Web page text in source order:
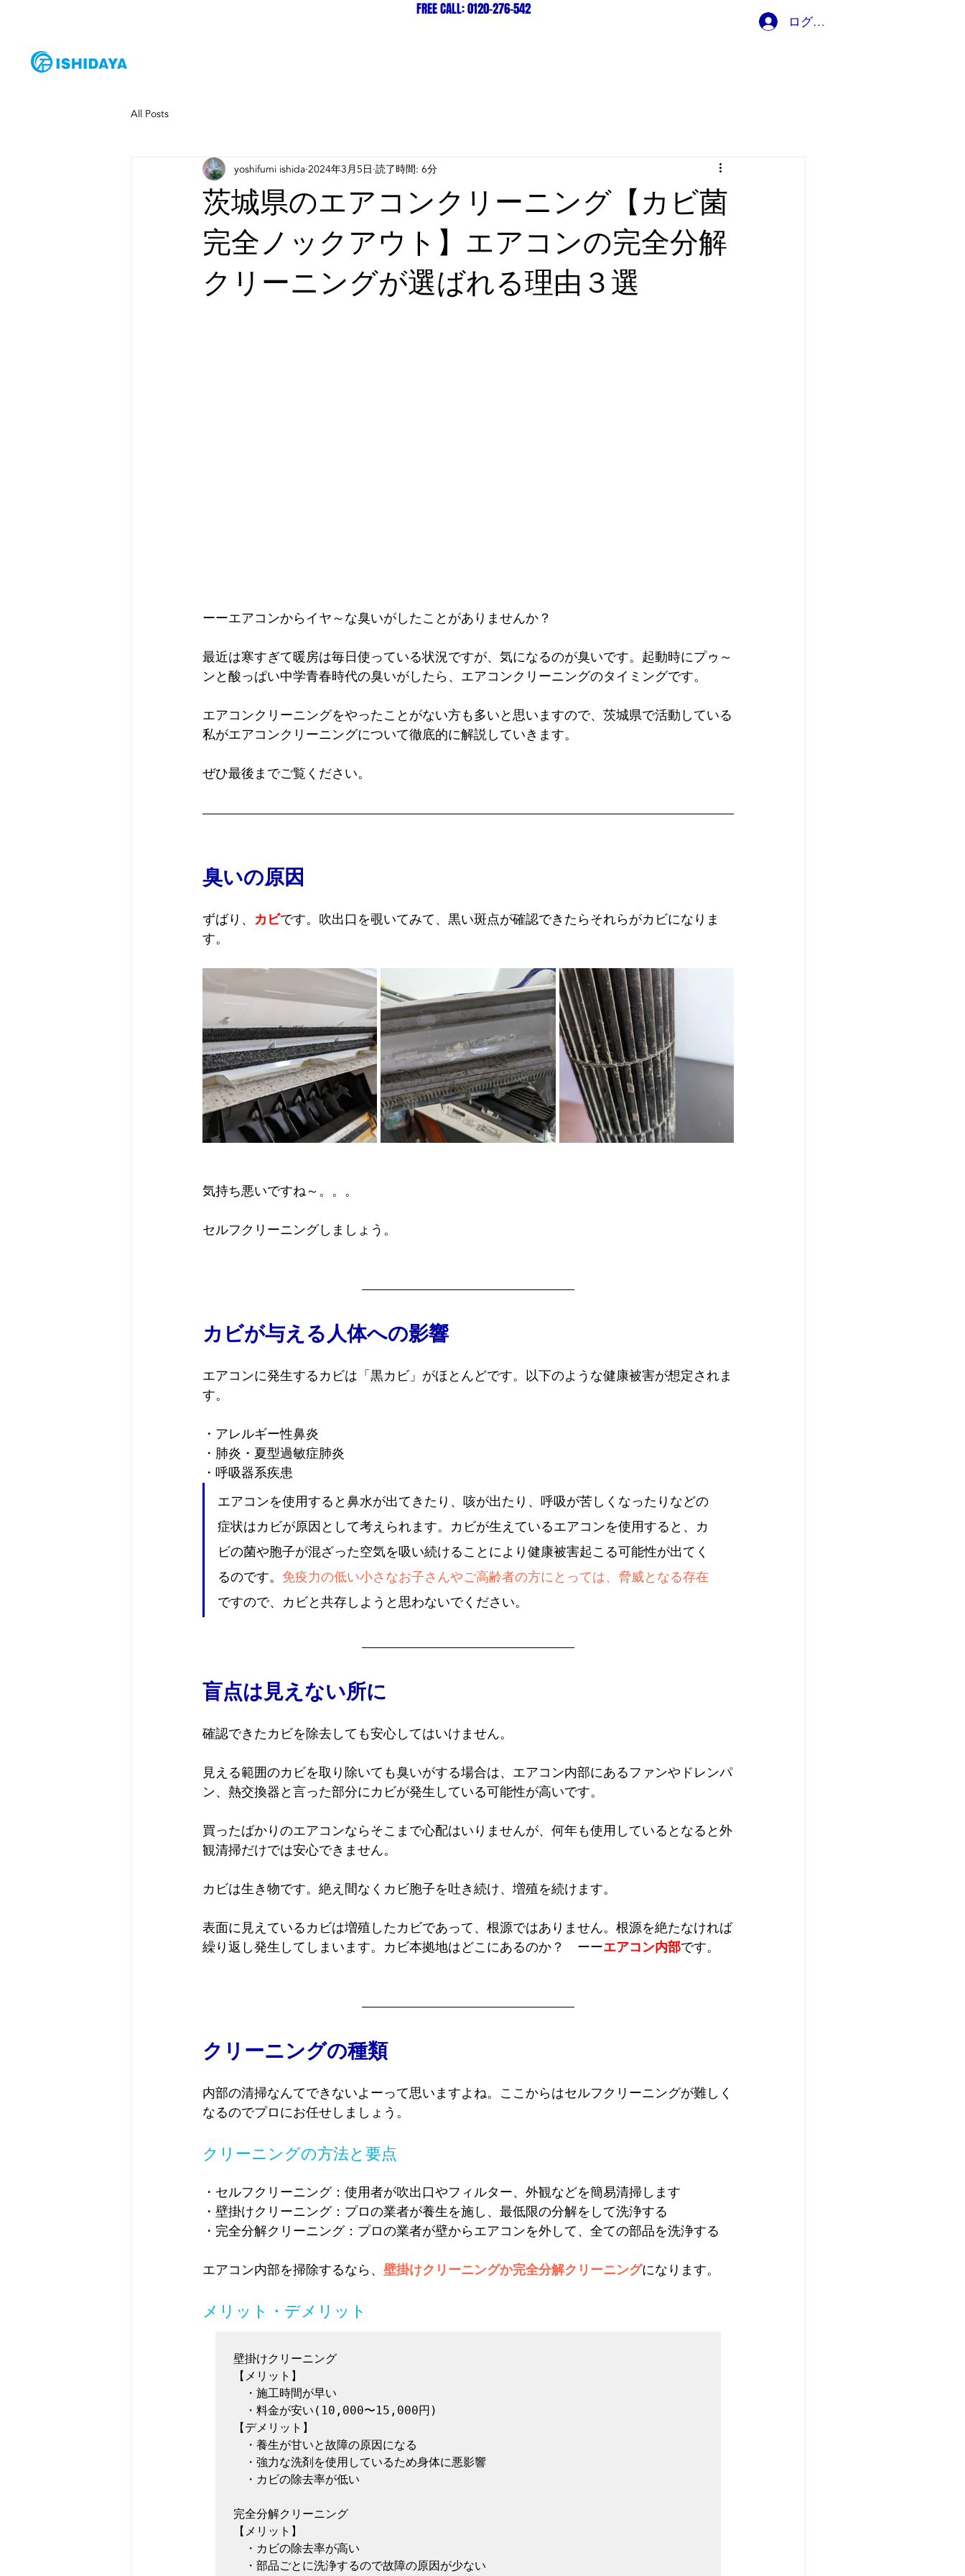
FREE CALL: 0120-276-542
ログイン
All Posts
茨城県のエアコンクリーニング【カビ菌
完全ノックアウト】エアコンの完全分解
クリーニングが選ばれる理由３選
yoshifumi ishida 2024年3月5日 読了時間: 6分
ーーエアコンからイヤ～な臭いがしたことがありませんか？
最近は寒すぎて暖房は毎日使っている状況ですが、気になるのが臭いです。起動時にプゥ～
ンと酸っぱい中学青春時代の臭いがしたら、エアコンクリーニングのタイミングです。
エアコンクリーニングをやったことがない方も多いと思いますので、茨城県で活動している
私がエアコンクリーニングについて徹底的に解説していきます。
ぜひ最後までご覧ください。
臭いの原因
ずばり、 カビです。吹出口を覗いてみて、黒い斑点が確認できたらそれらがカビになりま
す。
気持ち悪いですね～。。。
セルフクリーニングしましょう。
カビが与える人体への影響
エアコンに発生するカビは「黒カビ」がほとんどです。以下のような健康被害が想定されま
す。
・アレルギー性鼻炎
・肺炎・夏型過敏症肺炎
・呼吸器系疾患
エアコンを使用すると鼻水が出てきたり、咳が出たり、呼吸が苦しくなったりなどの
症状はカビが原因として考えられます。カビが生えているエアコンを使用すると、カ
ビの菌や胞子が混ざった空気を吸い続けることにより健康被害起こる可能性が出てく
るのです。 免疫力の低い小さなお子さんやご高齢者の方にとっては、脅威となる存在
ですので、カビと共存しようと思わないでください。
盲点は見えない所に
確認できたカビを除去しても安心してはいけません。
見える範囲のカビを取り除いても臭いがする場合は、エアコン内部にあるファンやドレンパ
ン、熱交換器と言った部分にカビが発生している可能性が高いです。
買ったばかりのエアコンならそこまで心配はいりませんが、何年も使用しているとなると外
観清掃だけでは安心できません。
カビは生き物です。絶え間なくカビ胞子を吐き続け、増殖を続けます。
表面に見えているカビは増殖したカビであって、根源ではありません。根源を絶たなければ
繰り返し発生してしまいます。カビ本拠地はどこにあるのか？　ーーエアコン内部です。
クリーニングの種類
内部の清掃なんてできないよーって思いますよね。ここからはセルフクリーニングが難しく
なるのでプロにお任せしましょう。
クリーニングの方法と要点
・セルフクリーニング：使用者が吹出口やフィルター、外観などを簡易清掃します
・壁掛けクリーニング：プロの業者が養生を施し、最低限の分解をして洗浄する
・完全分解クリーニング：プロの業者が壁からエアコンを外して、全ての部品を洗浄する
エアコン内部を掃除するなら、 壁掛けクリーニングか完全分解クリーニングになります。
メリット・デメリット
壁掛けクリーニング
【メリット】
・施工時間が早い
・料金が安い(10,000〜15,000円)
【デメリット】
・養生が甘いと故障の原因になる
・強力な洗剤を使用しているため身体に悪影響
・カビの除去率が低い
完全分解クリーニング
【メリット】
・カビの除去率が高い
・部品ごとに洗浄するので故障の原因が少ない